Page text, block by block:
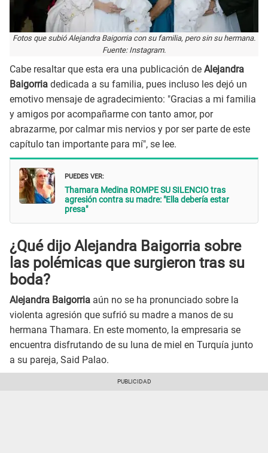
Fotos que subió Alejandra Baigorria con su familia, pero sin su hermana.
Fuente: Instagram.
Cabe resaltar que esta era una publicación de Alejandra
Baigorria dedicada a su familia, pues incluso les dejó un
emotivo mensaje de agradecimiento: "Gracias a mi familia
y amigos por acompañarme con tanto amor, por
abrazarme, por calmar mis nervios y por ser parte de este
capítulo tan importante para mí", se lee.
PUEDES VER:
Thamara Medina ROMPE SU SILENCIO tras
agresión contra su madre: "Ella debería estar
presa"
¿Qué dijo Alejandra Baigorria sobre
las polémicas que surgieron tras su
boda?
Alejandra Baigorria aún no se ha pronunciado sobre la
violenta agresión que sufrió su madre a manos de su
hermana Thamara. En este momento, la empresaria se
encuentra disfrutando de su luna de miel en Turquía junto
a su pareja, Said Palao.